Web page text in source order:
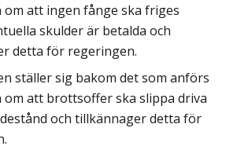
om att ingen fånge ska friges
skulder är betalda och
detta för regeringen.
ställer sig bakom det som anförs
om att brottsoffer ska slippa driva
och tillkännager detta för